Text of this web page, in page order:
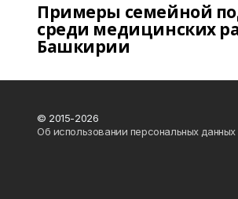
Примеры семейной
среди медицинских
Башкирии
© 2015-2026
Об использовании персональных данных